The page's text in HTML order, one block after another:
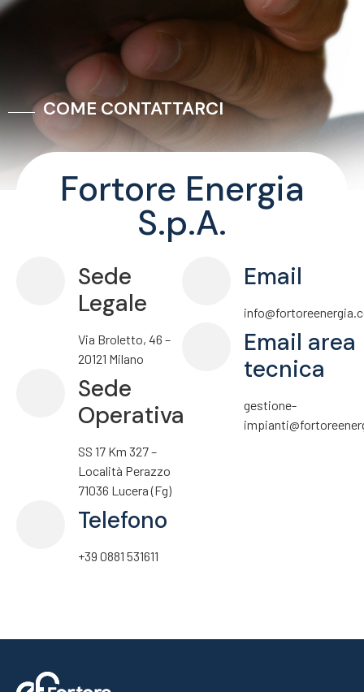
COME CONTATTARCI
Fortore Energia
S.p.A.
Sede
Legale
Via Broletto, 46 –
20121 Milano
Sede
Operativa
SS 17 Km 327 –
Località Perazzo
71036 Lucera (Fg)
Telefono
+39 0881 531611
Email
Email area
tecnica
gestione-